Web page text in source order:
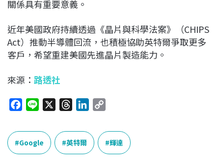
關係具有重要意義。
近年美國政府持續透過《晶片與科學法案》（CHIPS
Act）推動半導體回流，也積極協助英特爾爭取更多
客戶，希望重建美國先進晶片製造能力。
來源： 路透社
c
e
b
n
e
r
e
a
n
e
p
y
L
Google 英特爾 輝達